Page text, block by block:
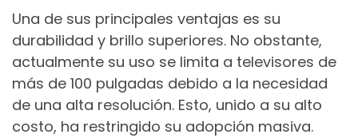
Una de sus principales ventajas es su
durabilidad y brillo superiores. No obstante,
actualmente su uso se limita a televisores de
más de 100 pulgadas debido a la necesidad
de una alta resolución. Esto, unido a su alto
costo, ha restringido su adopción masiva.